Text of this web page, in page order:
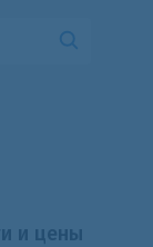
и цены